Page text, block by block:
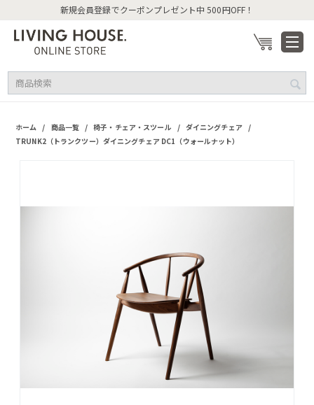
新規会員登録でクーポンプレゼント中 500円OFF！
ホーム / 商品一覧 / 椅子・チェア・スツール / ダイニングチェア /
TRUNK2（トランクツー）ダイニングチェア DC1（ウォールナット）